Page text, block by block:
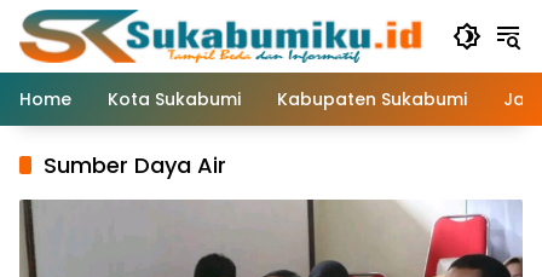
Langsung
konten
Home
Kota Sukabumi Kabupaten Sukabumi
Sumber Daya Air